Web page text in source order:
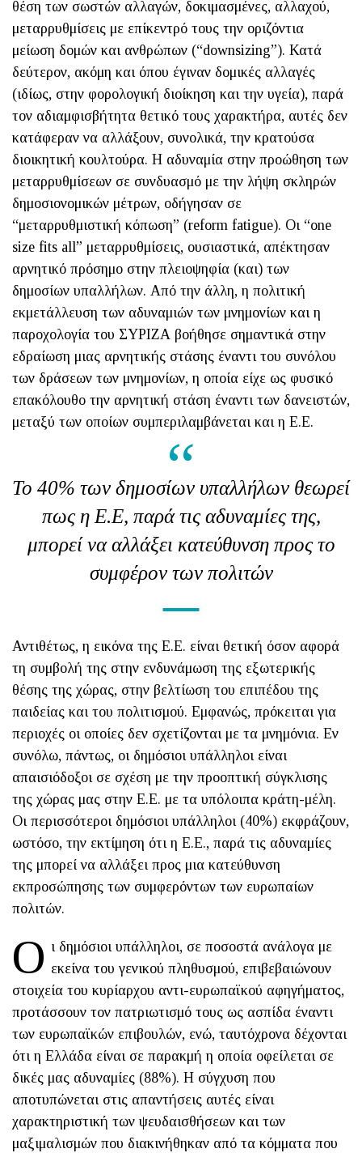
θέση των σωστών αλλαγών, δοκιμασμένες, αλλαχού,
μεταρρυθμίσεις με επίκεντρό τους την οριζόντια
μείωση δομών και ανθρώπων (“downsizing”). Κατά
δεύτερον, ακόμη και όπου έγιναν δομικές αλλαγές
(ιδίως, στην φορολογική διοίκηση και την υγεία), παρά
τον αδιαμφισβήτητα θετικό τους χαρακτήρα, αυτές δεν
κατάφεραν να αλλάξουν, συνολικά, την κρατούσα
διοικητική κουλτούρα. Η αδυναμία στην προώθηση των
μεταρρυθμίσεων σε συνδυασμό με την λήψη σκληρών
δημοσιονομικών μέτρων, οδήγησαν σε
“μεταρρυθμιστική κόπωση” (reform fatigue). Οι “one
size fits all” μεταρρυθμίσεις, ουσιαστικά, απέκτησαν
αρνητικό πρόσημο στην πλειοψηφία (και) των
δημοσίων υπαλλήλων. Από την άλλη, η πολιτική
εκμετάλλευση των αδυναμιών των μνημονίων και η
παροχολογία του ΣΥΡΙΖΑ βοήθησε σημαντικά στην
εδραίωση μιας αρνητικής στάσης έναντι του συνόλου
των δράσεων των μνημονίων, η οποία είχε ως φυσικό
επακόλουθο την αρνητική στάση έναντι των δανειστών,
μεταξύ των οποίων συμπεριλαμβάνεται και η Ε.Ε.
To 40% των δημοσίων υπαλλήλων θεωρεί
πως η Ε.Ε, παρά τις αδυναμίες της,
μπορεί να αλλάξει κατεύθυνση προς το
συμφέρον των πολιτών
Αντιθέτως, η εικόνα της Ε.Ε. είναι θετική όσον αφορά
τη συμβολή της στην ενδυνάμωση της εξωτερικής
θέσης της χώρας, στην βελτίωση του επιπέδου της
παιδείας και του πολιτισμού. Εμφανώς, πρόκειται για
περιοχές οι οποίες δεν σχετίζονται με τα μνημόνια. Εν
συνόλω, πάντως, οι δημόσιοι υπάλληλοι είναι
απαισιόδοξοι σε σχέση με την προοπτική σύγκλισης
της χώρας μας στην Ε.Ε. με τα υπόλοιπα κράτη-μέλη.
Οι περισσότεροι δημόσιοι υπάλληλοι (40%) εκφράζουν,
ωστόσο, την εκτίμηση ότι η Ε.Ε., παρά τις αδυναμίες
της μπορεί να αλλάξει προς μια κατεύθυνση
εκπροσώπησης των συμφερόντων των ευρωπαίων
πολιτών.
Ο ι δημόσιοι υπάλληλοι, σε ποσοστά ανάλογα με
εκείνα του γενικού πληθυσμού, επιβεβαιώνουν
στοιχεία του κυρίαρχου αντι-ευρωπαϊκού αφηγήματος,
προτάσσουν τον πατριωτισμό τους ως ασπίδα έναντι
των ευρωπαϊκών επιβουλών, ενώ, ταυτόχρονα δέχονται
ότι η Ελλάδα είναι σε παρακμή η οποία οφείλεται σε
δικές μας αδυναμίες (88%). Η σύγχυση που
αποτυπώνεται στις απαντήσεις αυτές είναι
χαρακτηριστική των ψευδαισθήσεων και των
μαξιμαλισμών που διακινήθηκαν από τα κόμματα που